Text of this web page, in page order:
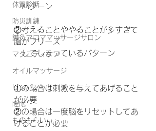
体質診断
防災訓練
鍼灸アロママッサージサロン
マタニティケア
オイルマッサージ
リンパマッサージ
睡眠
ものもらい
パターン
②考えることややることが多すぎて
脳がフリーズ
してしまっているパターン
①の場合は刺激を与えてあげること
が必要
②の場合は一度脳をリセットしてあ
げることが必要